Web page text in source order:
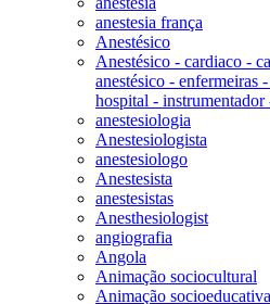
anestesia frança
Anestésico
Anestésico - cardiaco -
anestésico - enfermeiras
hospital - instrumentador
anestesiologia
Anestesiologista
anestesiologo
Anestesista
anestesistas
Anesthesiologist
angiografia
Angola
Animação sociocultural
Animação socioeducativa